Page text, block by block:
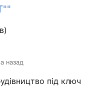
назад
під ключ